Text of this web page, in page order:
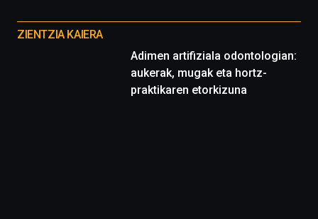
proyectos
ZIENTZIA KAIERA
Adimen artifiziala odontologian:
aukerak, mugak eta hortz-
praktikaren etorkizuna